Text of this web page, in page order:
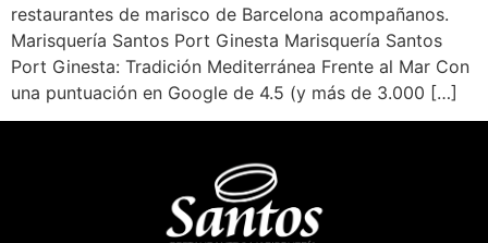
restaurantes de marisco de Barcelona acompañanos.
Marisquería Santos Port Ginesta Marisquería Santos
Port Ginesta: Tradición Mediterránea Frente al Mar Con
una puntuación en Google de 4.5 (y más de 3.000 […]